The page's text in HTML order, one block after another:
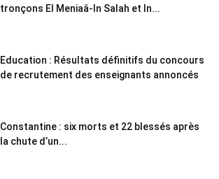
tronçons El Meniaâ-In Salah et In...
Education : Résultats définitifs du concours
de recrutement des enseignants annoncés
Constantine : six morts et 22 blessés après
la chute d’un...